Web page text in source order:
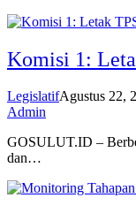
Komisi 1:
LegislatifAgustus 22,
Admin
GOSULUT.ID –
dan…